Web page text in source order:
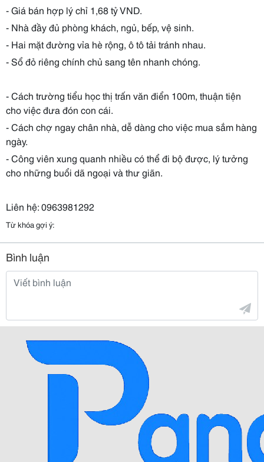
- Giá bán hợp lý chỉ 1,68 tỷ VND.
- Nhà đầy đủ phòng khách, ngủ, bếp, vệ sinh.
- Hai mặt đường vỉa hè rộng, ô tô tải tránh nhau.
- Sổ đỏ riêng chính chủ sang tên nhanh chóng.
- Cách trường tiểu học thị trấn văn điển 100m, thuận tiện
cho việc đưa đón con cái.
- Cách chợ ngay chân nhà, dễ dàng cho việc mua sắm hàng
ngày.
- Công viên xung quanh nhiều có thể đi bộ được, lý tưởng
cho những buổi dã ngoại và thư giãn.
Liên hệ: 0963981292
Từ khóa gợi ý:
Bình luận